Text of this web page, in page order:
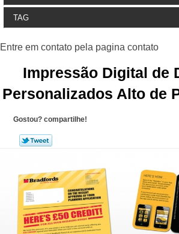
TAG
Impressão Digital de
Personalizados Alto de
Gostou? compartilhe!